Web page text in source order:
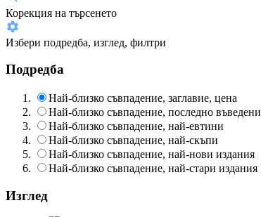
Корекция на търсенето
Избери подредба, изглед, филтри
Подредба
Най-близко съвпадение, заглавие, цена
Най-близко съвпадение, последно въведени
Най-близко съвпадение, най-евтини
Най-близко съвпадение, най-скъпи
Най-близко съвпадение, най-нови издания
Най-близко съвпадение, най-стари издания
Изглед